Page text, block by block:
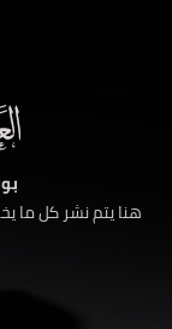
هنا يتم نشر كل ما